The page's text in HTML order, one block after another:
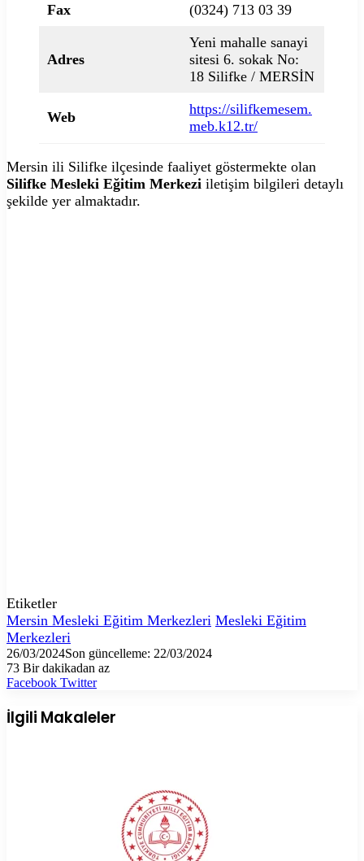
Fax
(0324) 713 03 39
Adres
Yeni mahalle sanayi
sitesi 6. sokak No:
18 Silifke / MERSİN
Web
https://silifkemesem.
meb.k12.tr/
Mersin ili Silifke ilçesinde faaliyet göstermekte olan
Silifke Mesleki Eğitim Merkezi iletişim bilgileri detaylı
şekilde yer almaktadır.
Etiketler
Mersin Mesleki Eğitim Merkezleri Mesleki Eğitim
Merkezleri
26/03/2024Son güncelleme: 22/03/2024
73 Bir dakikadan az
Facebook TwitterLinkedIn
Tumblr
Pinterest
Reddit
VKontakte
E-
ile
paylaş
Yazdır
İlgili Makaleler